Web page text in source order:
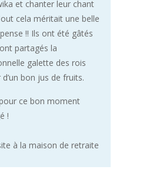
et chanter leur chant
cela méritait une belle
!! Ils ont été gâtés
partagés la
galette des rois
bon jus de fruits.
ce bon moment
!